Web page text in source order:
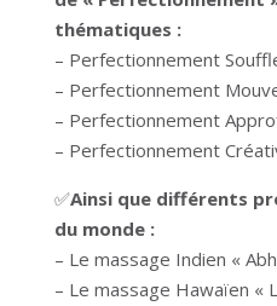
thématiques :
– Perfectionnement
– Perfectionnement
– Perfectionnement
– Perfectionnement
✅Ainsi que différents
du monde :
– Le massage Indien «
– Le massage Hawaïen «